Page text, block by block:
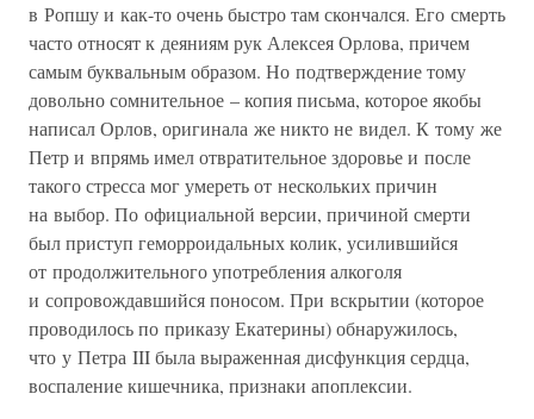
в Ропшу и как-то очень быстро там скончался. Его смерть
часто относят к деяниям рук Алексея Орлова, причем
самым буквальным образом. Но подтверждение тому
довольно сомнительное – копия письма, которое якобы
написал Орлов, оригинала же никто не видел. К тому же
Петр и впрямь имел отвратительное здоровье и после
такого стресса мог умереть от нескольких причин
на выбор. По официальной версии, причиной смерти
был приступ геморроидальных колик, усилившийся
от продолжительного употребления алкоголя
и сопровождавшийся поносом. При вскрытии (которое
проводилось по приказу Екатерины) обнаружилось,
что у Петра III была выраженная дисфункция сердца,
воспаление кишечника, признаки апоплексии.